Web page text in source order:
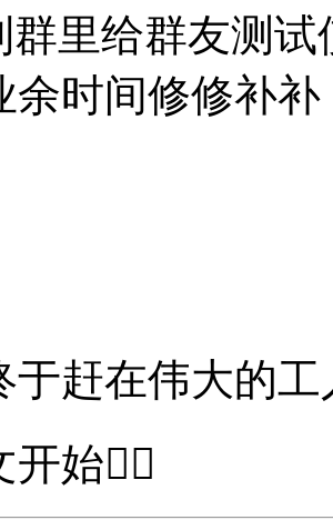
群里给群友测试
余时间修修补
于赶在伟大的
始👇🏻